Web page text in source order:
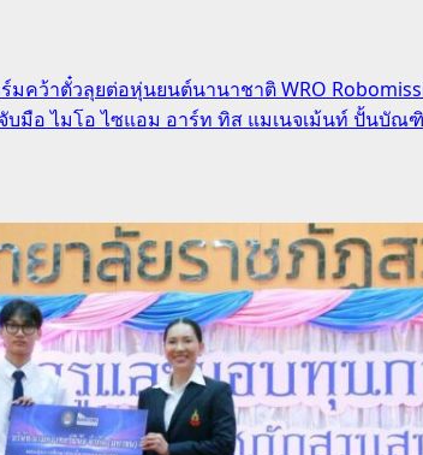
มคว้าตั๋วลุยต่อหุ่นยนต์นานาชาติ WRO
บมือ ไมโอ ไซแอม อาร์ท ทิส แมเนจเม้นท์ ปั้นบัณ